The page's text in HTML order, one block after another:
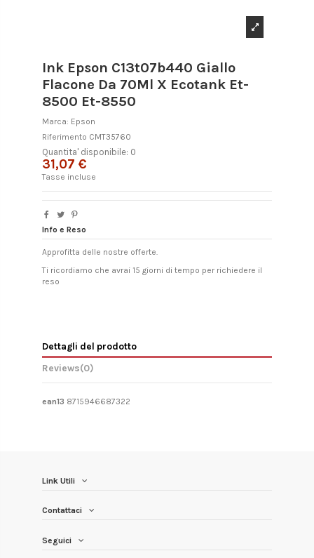
Ink Epson C13t07b440 Giallo
Flacone Da 70Ml X Ecotank Et-
8500 Et-8550
Marca: Epson
Riferimento CMT35760
Quantita' disponibile: 0
31,07 €
Tasse incluse
Info e Reso
Approfitta delle nostre offerte.
Ti ricordiamo che avrai 15 giorni di tempo per richiedere il
reso
Dettagli del prodotto
Reviews(0)
ean13 8715946687322
Link Utili
Contattaci
Seguici